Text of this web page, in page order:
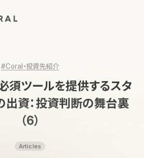
へ戻る
#Coral・投資先紹介
須ツールを提供するスタ
出資：投資判断の舞台裏
（6）
Articles